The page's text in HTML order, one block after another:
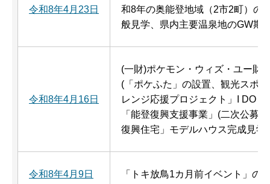
令和8年4月23日
和8年の奥能登地域（2市2町）の
般見学、県内主要温泉地のGW期
令和8年4月16日
(一財)ポケモン・ウィズ・ユー財
(「ポケふた」の設置、観光スポ
レンジ応援プロジェクト」I DO
「能登復興支援事業」(二次公募)
復興住宅」モデルハウス完成見学
令和8年4月9日 「トキ放鳥1カ月前イベント」の